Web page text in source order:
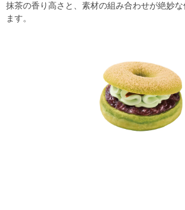
抹茶の香り高さと、素材の組み合わせが絶妙
ます。